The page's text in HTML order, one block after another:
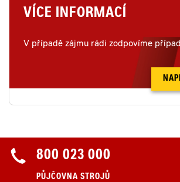
VÍCE INFORMACÍ
V případě zájmu rádi zodpovíme
800 023 000
PŮJČOVNA STROJŮ